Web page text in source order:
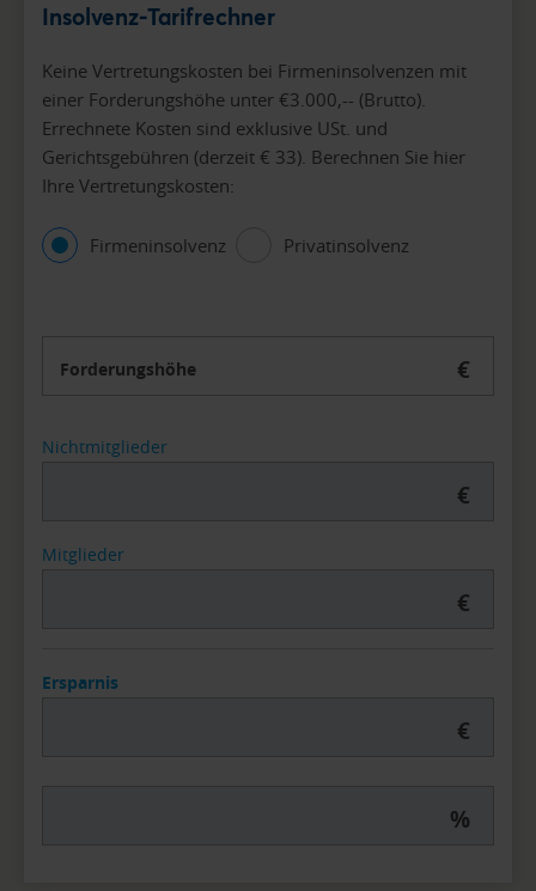
Insolvenz-Tarifrechner
Keine Vertretungskosten bei Firmeninsolvenzen mit
einer Forderungshöhe unter €3.000,-- (Brutto).
Errechnete Kosten sind exklusive USt. und
Gerichtsgebühren (derzeit € 33). Berechnen Sie hier
Ihre Vertretungskosten:
Firmeninsolvenz Privatinsolvenz
Forderungshöhe €
Nichtmitglieder
€
Mitglieder
€
Ersparnis
€
%